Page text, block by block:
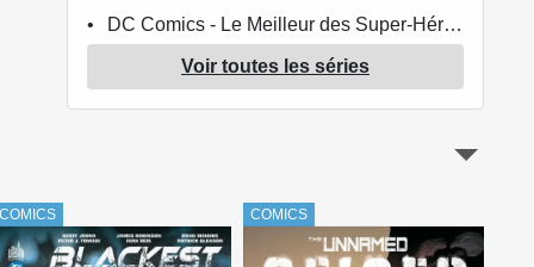
DC Comics - Le Meilleur des Super-Héros
DC Univers Rebirth
Fathom (Delcourt)
Green Lantern (Geoff Johns)
Voir toutes les séries
COMICS COMICS